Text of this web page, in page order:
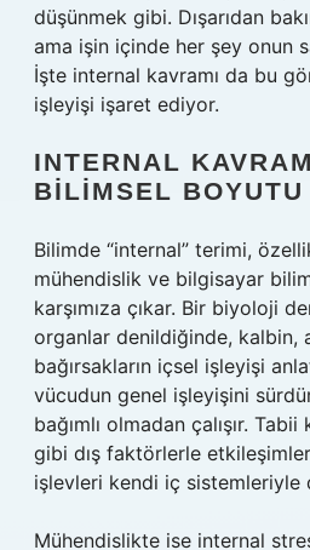
düşünmek gibi. Dışarıdan
ama işin içinde her şey onun
İşte internal kavramı da bu
işleyişi işaret ediyor.
INTERNAL
BILIMSEL BOYUTU
Bilimde “internal” terimi,
mühendislik ve bilgisayar
karşımıza çıkar. Bir biyoloji
organlar denildiğinde, kalbin,
bağırsakların içsel işleyişi
vücudun genel işleyişini
bağımlı olmadan çalışır.
gibi dış faktörlerle
işlevleri kendi iç sistemleriyle
Mühendislikte ise internal